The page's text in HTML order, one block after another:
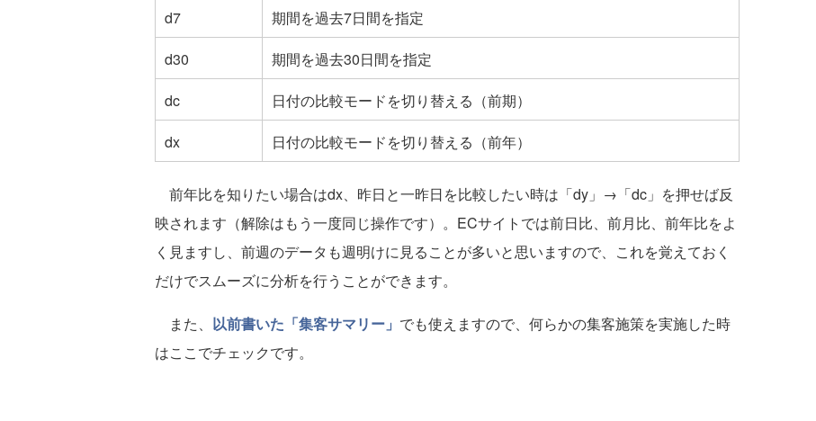
d7
期間を過去7日間を指定
d30
期間を過去30日間を指定
dc
日付の比較モードを切り替える（前期）
dx
日付の比較モードを切り替える（前年）
前年比を知りたい場合はdx、昨日と一昨日を比較したい時は「dy」→「dc」を押せば反
映されます（解除はもう一度同じ操作です）。ECサイトでは前日比、前月比、前年比をよ
く見ますし、前週のデータも週明けに見ることが多いと思いますので、これを覚えておく
だけでスムーズに分析を行うことができます。
また、 以前書いた「集客サマリー」 でも使えますので、何らかの集客施策を実施した時
はここでチェックです。